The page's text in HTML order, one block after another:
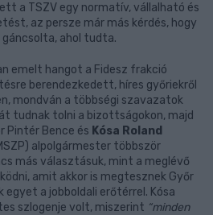
a TSZV egy normatív, vállalható és
az persze már más kérdés, hogy
ahol tudta.
emelt hangot a Fidesz frakció
berendezkedett, híres győriekről
mondván a többségi szavazatok
tudnak tolni a bizottságokon, majd
Pintér Bence és Kósa Roland
alpolgármester többször
más választásuk, mint a meglévő
amit akkor is megtesznek Győr
egyet a jobboldali erőtérrel. Kósa
szlogenje volt, miszerint “minden